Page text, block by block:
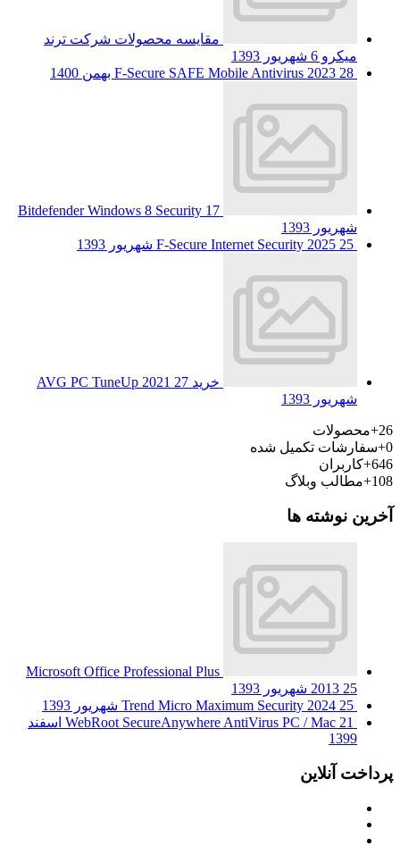
مقایسه محصولات شرکت ترند
میکرو 6 شهریور 1393
F-Secure SAFE Mobile Antivirus 2023 28 بهمن 1400
Bitdefender Windows 8 Security 17
شهریور 1393
F-Secure Internet Security 2025 25 شهریور 1393
خرید AVG PC TuneUp 2021 27
شهریور 1393
26+
محصولات
0+ سفارشات تکمیل شده
646+ کاربران
108+
مطالب وبلاگ
آخرین نوشته ها
Microsoft Office Professional Plus
2013 25 شهریور 1393
Trend Micro Maximum Security 2024 25 شهریور 1393
WebRoot SecureAnywhere AntiVirus PC / Mac 21 اسفند
1399
پرداخت آنلاین